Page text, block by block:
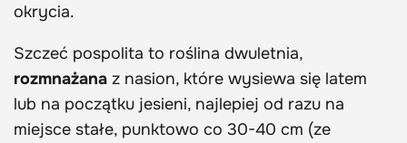
okrycia.
Szczeć pospolita to roślina dwuletnia,
rozmnażana z nasion, które wysiewa się latem
lub na początku jesieni, najlepiej od razu na
miejsce stałe, punktowo co 30-40 cm (ze